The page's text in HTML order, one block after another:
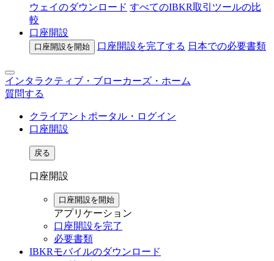
ウェイのダウンロード すべてのIBKR取引ツールの比
較
口座開設
口座開設を開始 口座開設を完了する 日本での必要書類
インタラクティブ・ブローカーズ・ホーム
質問する
クライアントポータル・ログイン
口座開設
戻る
口座開設
口座開設を開始
アプリケーション
口座開設を完了
必要書類
IBKRモバイルのダウンロード